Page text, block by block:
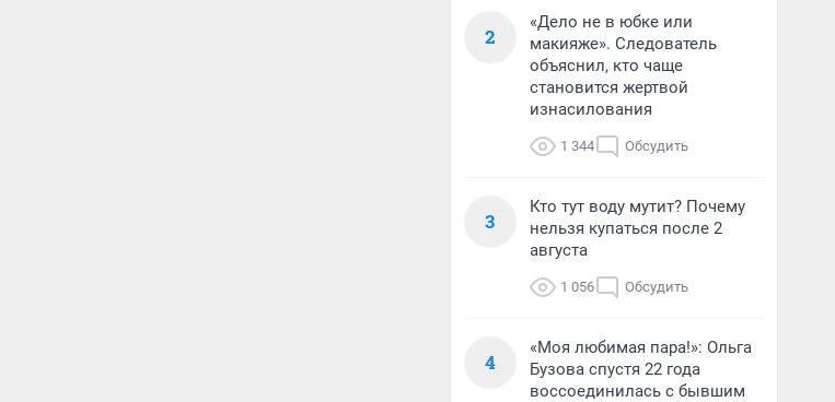
2
«Дело не в юбке или
макияже». Следователь
объяснил, кто чаще
становится жертвой
изнасилования
1 344 Обсудить
3
Кто тут воду мутит? Почему
нельзя купаться после 2
августа
1 056 Обсудить
4
«Моя любимая пара!»: Ольга
Бузова спустя 22 года
воссоединилась с бывшим